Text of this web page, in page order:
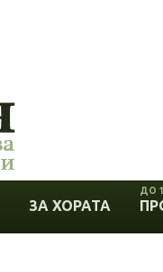
ЗА ХОРАТА
ДО